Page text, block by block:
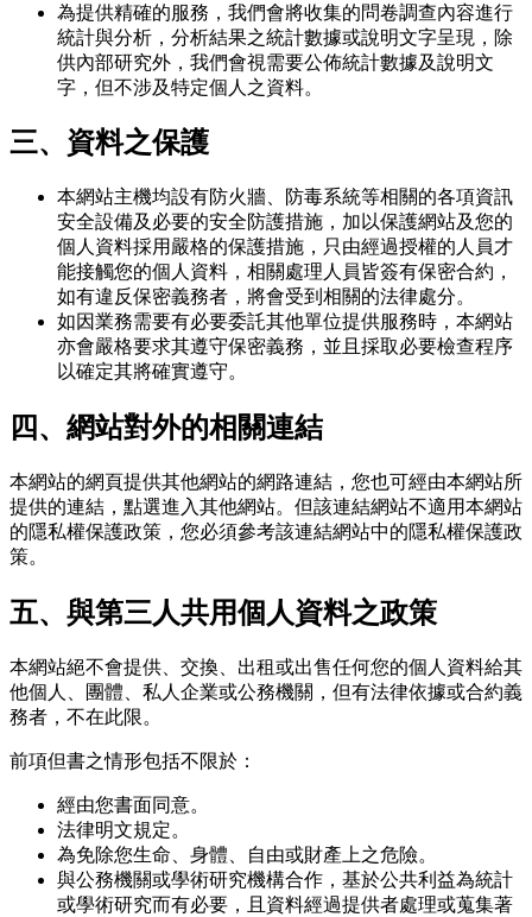
為提供精確的服務，我們會將收集的問卷調查內容進行
統計與分析，分析結果之統計數據或說明文字呈現，除
供內部研究外，我們會視需要公佈統計數據及說明文
字，但不涉及特定個人之資料。
三、資料之保護
本網站主機均設有防火牆、防毒系統等相關的各項資訊
安全設備及必要的安全防護措施，加以保護網站及您的
個人資料採用嚴格的保護措施，只由經過授權的人員才
能接觸您的個人資料，相關處理人員皆簽有保密合約，
如有違反保密義務者，將會受到相關的法律處分。
如因業務需要有必要委託其他單位提供服務時，本網站
亦會嚴格要求其遵守保密義務，並且採取必要檢查程序
以確定其將確實遵守。
四、網站對外的相關連結
本網站的網頁提供其他網站的網路連結，您也可經由本網站所
提供的連結，點選進入其他網站。但該連結網站不適用本網站
的隱私權保護政策，您必須參考該連結網站中的隱私權保護政
策。
五、與第三人共用個人資料之政策
本網站絕不會提供、交換、出租或出售任何您的個人資料給其
他個人、團體、私人企業或公務機關，但有法律依據或合約義
務者，不在此限。
前項但書之情形包括不限於：
經由您書面同意。
法律明文規定。
為免除您生命、身體、自由或財產上之危險。
與公務機關或學術研究機構合作，基於公共利益為統計
或學術研究而有必要，且資料經過提供者處理或蒐集著